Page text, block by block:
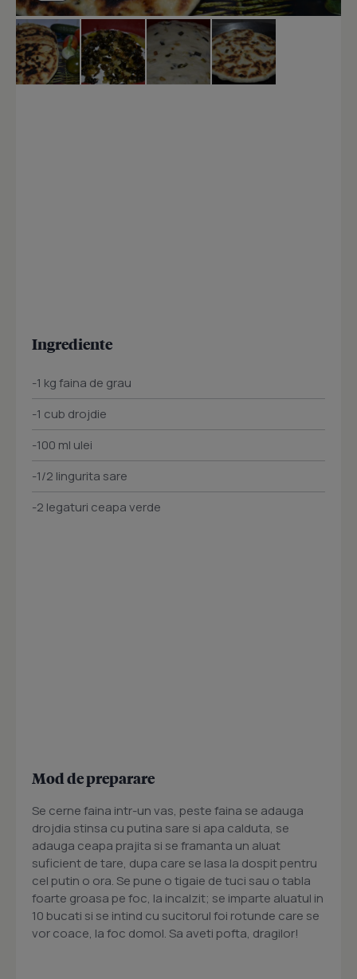
Ingrediente
-1 kg faina de grau
-1 cub drojdie
-100 ml ulei
-1/2 lingurita sare
-2 legaturi ceapa verde
Mod de preparare
Se cerne faina intr-un vas, peste faina se adauga
drojdia stinsa cu putina sare si apa calduta, se
adauga ceapa prajita si se framanta un aluat
suficient de tare, dupa care se lasa la dospit pentru
cel putin o ora. Se pune o tigaie de tuci sau o tabla
foarte groasa pe foc, la incalzit; se imparte aluatul in
10 bucati si se intind cu sucitorul foi rotunde care se
vor coace, la foc domol. Sa aveti pofta, dragilor!